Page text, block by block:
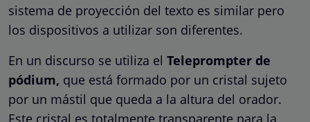
sistema de proyección del texto es similar pero
los dispositivos a utilizar son diferentes.
En un discurso se utiliza el Teleprompter de
pódium, que está formado por un cristal sujeto
por un mástil que queda a la altura del orador.
Este cristal es totalmente transparente para la